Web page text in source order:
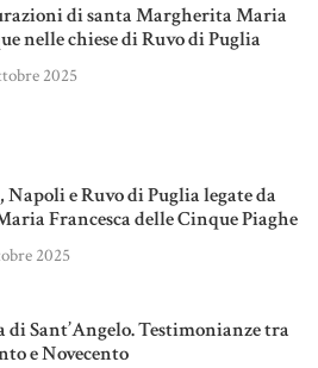
di santa Margherita Maria
nelle chiese di Ruvo di Puglia
2025
Napoli e Ruvo di Puglia legate da
Francesca delle Cinque Piaghe
2025
di Sant’Angelo. Testimonianze tra
e Novecento